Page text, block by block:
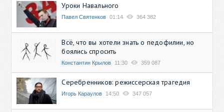
Уроки Навального
Павел Святенков 01:14 364 382
Всё, что вы хотели знать о педофилии, но
боялись спросить
Константин Крылов 11:30 359 087
Серебренников: режиссерская трагедия
Игорь Караулов 14:50 347 057